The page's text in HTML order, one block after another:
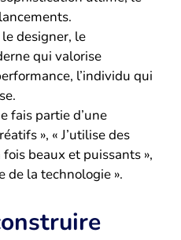
designer, le
qui valorise
l’individu qui
fais partie d’une
», « J’utilise des
beaux et puissants »,
de la technologie ».